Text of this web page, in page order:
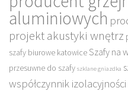
aluminiowych
projekt akustyki wnętrz
szafy biurowe katowiceSzafy na
przesuwne do szafy szklane gniazdka
współczynnik